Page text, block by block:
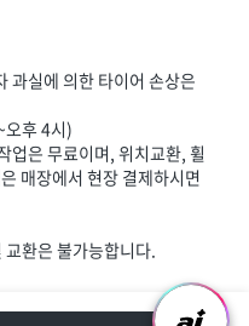
과실에 의한 타이어 손상은
후 4시)
업은 무료이며, 위치교환, 휠
매장에서 현장 결제하시면
교환은 불가능합니다.